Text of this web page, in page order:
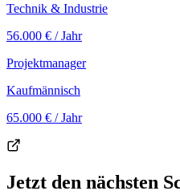
Technik & Industrie
56.000 € / Jahr
Projektmanager
Kaufmännisch
65.000 € / Jahr
Jetzt den nächsten